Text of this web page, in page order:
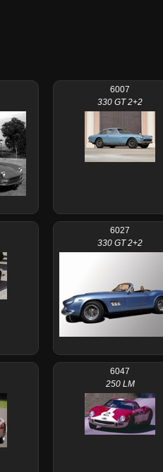
6007
330 GT 2+2
6027
330 GT 2+2
6047
250 LM